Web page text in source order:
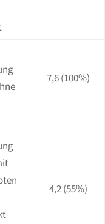
7,6(100%)
4,2(55%)